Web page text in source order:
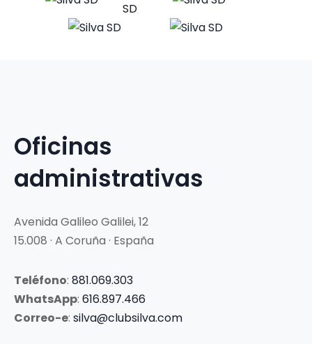
Oficinas
administrativas
Avenida Galileo Galilei, 12
15.008 · A Coruña · España
Teléfono: 881.069.303
WhatsApp: 616.897.466
Correo-e: silva@clubsilva.com